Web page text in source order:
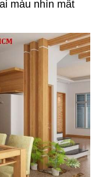
màu nhìn mất